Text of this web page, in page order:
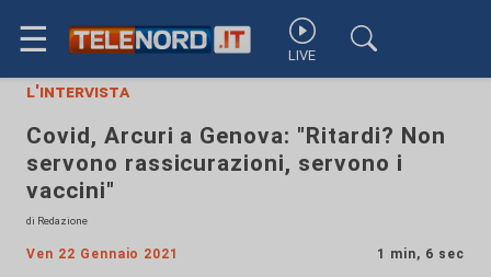
☰ LIVE
l'intervista
Covid, Arcuri a Genova: "Ritardi? Non
servono rassicurazioni, servono i
vaccini"
di Redazione
Ven 22 Gennaio 2021 1 min, 6 sec